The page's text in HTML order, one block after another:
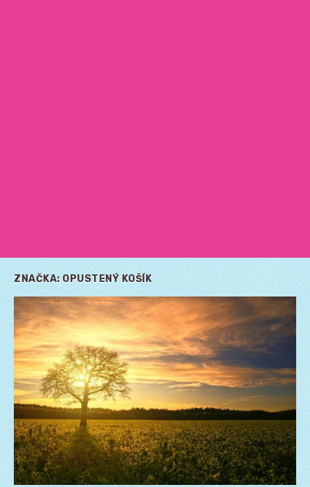
ZNAČKA: OPUSTENÝ KOŠÍK